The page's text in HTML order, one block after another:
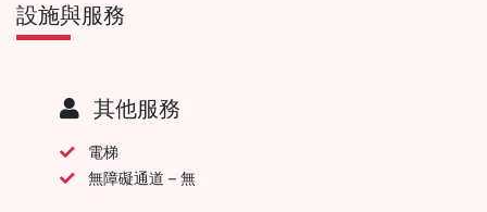
設施與服務
其他服務
電梯
無障礙通道 – 無